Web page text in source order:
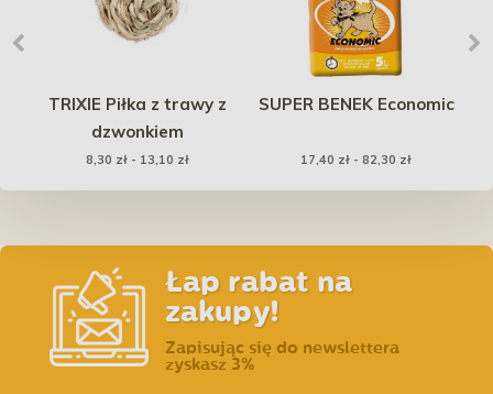
TRIXIE Piłka z trawy z
dzwonkiem
8,30 zł - 13,10 zł
SUPER BENEK Economic
17,40 zł - 82,30 zł
Łap rabat na
zakupy!
Zapisując się do newslettera
zyskasz 3%